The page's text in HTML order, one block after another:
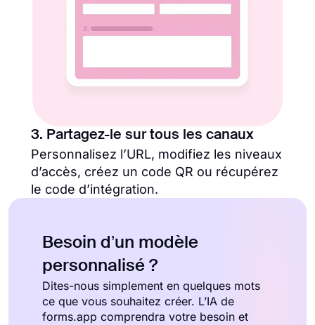
3. Partagez-le sur tous les canaux
Personnalisez l’URL, modifiez les niveaux
d’accès, créez un code QR ou récupérez
le code d’intégration.
Besoin d’un modèle
personnalisé ?
Dites-nous simplement en quelques mots
ce que vous souhaitez créer. L’IA de
forms.app comprendra votre besoin et